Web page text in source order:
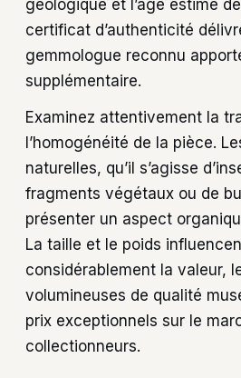
géologique et l’âge estimé
certificat d’authenticité
gemmologue reconnu
supplémentaire.
Examinez attentivement la
l’homogénéité de la pièce.
naturelles, qu’il s’agisse
fragments végétaux ou de
présenter un aspect
La taille et le poids
considérablement la valeur,
volumineuses de qualité
prix exceptionnels sur le
collectionneurs.